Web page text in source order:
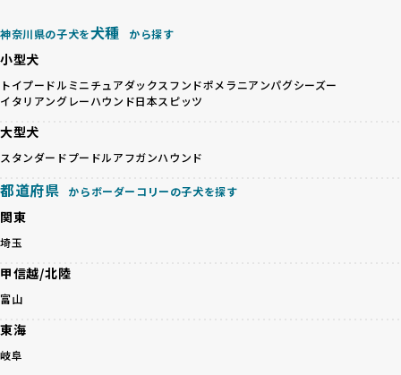
基づいた責任あるブリーディングを確保しています。
さらに、健康管理、社会性の育成、遺伝子検査、食事や運動
の質など、ワンちゃんの心身に配慮した飼育環境が整ってい
るかを評価する12項目の総合基準を設けています。これによ
り、より高い基準をクリアしたブリーダーだけを厳選してい
ます。
良ブリーダーのみが登録されています。
BreederFamiliesでは、法令に準拠するだけでなく、ワンち
ゃんを家族のように愛するという理念を共有するブリーダー
のみを厳選しています。これにより、ユーザーの皆さんに安
心して選べる選択肢を提供しています。
こちら
接のヒアリング、現地確認を通じて厳しく評価しています。
このプロセスにより、育成環境や健康管理だけでなく、ブリ
待する理想と現実が大きく異なることも少なくありません。
健康と性格を次世代に引き継ぐために、ミックス犬の繁殖を
避けます。無計画な交配がもたらすリスクを理解し、飼い主
への十分な説明とアフターフォローを確保できる範囲での繁
殖を徹底しているのです。
一方、営利優先ブリーダーは流行や需要に応じて安易にミッ
クス犬を繁殖し、健康管理や飼い主への配慮が不十分なこと
等体格の異なるリスクの高い交配を行うこともあります。
「ミックス犬を繁殖しない」の詳細はこちら
ペットショップやペットオークションは、流通過程でワンち
ゃんが長時間の輸送を強いられたり、狭いケージに閉じ込め
境は、ストレスや感染リスクを増大させるだけでなく、ワン
ちゃんの社会性や基本的なしつけにも悪影響を与える可能性
があります。
神奈川県の子犬を犬種 から探す
小型犬
トイプードル ミニチュアダックスフンドポメラニアンパグシーズー
イタリアングレーハウンド日本スピッツ
大型犬
スタンダードプードルアフガンハウンド
都道府県 からボーダーコリーの子犬を探す
関東
埼玉
甲信越/北陸
富山
東海
岐阜